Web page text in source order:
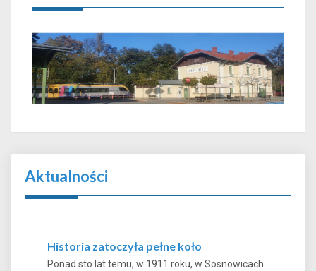
Aktualności
Historia zatoczyła pełne koło
Ponad sto lat temu, w 1911 roku, w Sosnowicach